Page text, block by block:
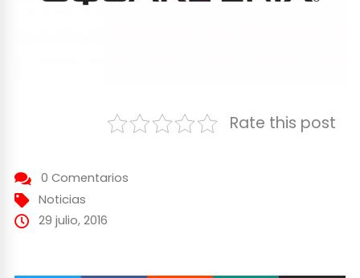
Rate this post
0 Comentarios
Noticias
29 julio, 2016